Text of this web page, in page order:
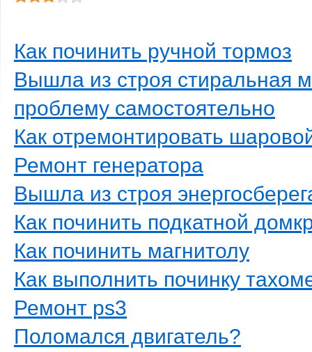
Как починить ручной тормоз
Вышла из строя стиральная
проблему самостоятельно
Как отремонтировать
Ремонт генератора
Вышла из строя
Как починить подкатной
Как починить магнитолу
Как выполнить починку
Ремонт ps3
Поломался двигатель?